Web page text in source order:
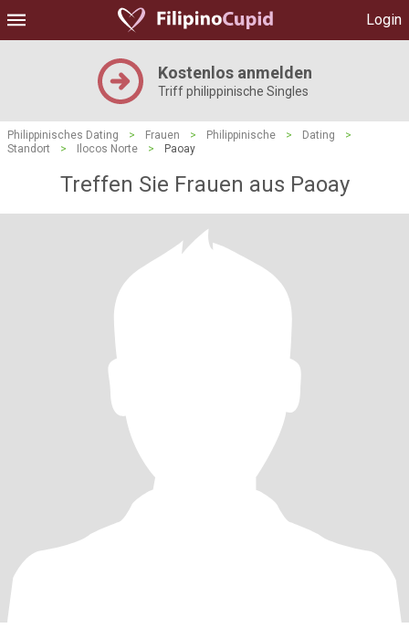
Login
Kostenlos anmelden
Triff philippinische Singles
Philippinisches Dating > Frauen > Philippinische > Dating
>
Standort
> Ilocos Norte > Paoay
Treffen Sie Frauen aus Paoay